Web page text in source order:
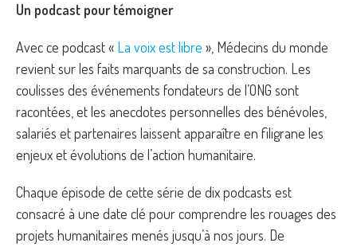
Un podcast pour témoigner
Avec ce podcast « La voix est libre », Médecins du monde
revient sur les faits marquants de sa construction. Les
coulisses des événements fondateurs de l’ONG sont
racontées, et les anecdotes personnelles des bénévoles,
salariés et partenaires laissent apparaître en filigrane les
enjeux et évolutions de l’action humanitaire.
Chaque épisode de cette série de dix podcasts est
consacré à une date clé pour comprendre les rouages des
projets humanitaires menés jusqu’à nos jours. De